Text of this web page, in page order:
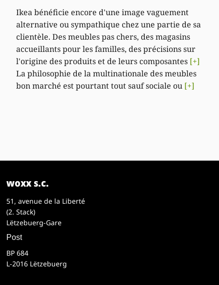
Ikea bénéficie encore d'une image vaguement
alternative ou sympathique chez une partie de sa
clientèle. Des meubles pas chers, des magasins
accueillants pour les familles, des précisions sur
l'origine des produits et de leurs composantes [+]
La philosophie de la multinationale des meubles
bon marché est pourtant tout sauf sociale ou [+]
woxx s.c.
51, avenue de la Liberté
(2. Stack)
Lëtzebuerg-Gare
Post
BP 684
L-2016 Lëtzebuerg